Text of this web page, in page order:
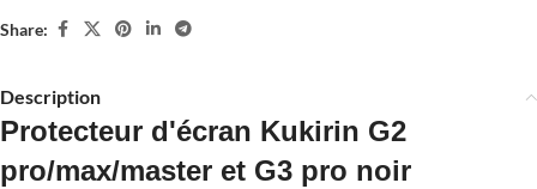
Share:
Description
Protecteur d'écran Kukirin G2
pro/max/master et G3 pro noir